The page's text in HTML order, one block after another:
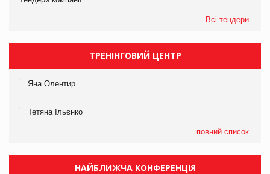
Всі тендери
ТРЕНІНГОВИЙ ЦЕНТР
Яна Олентир
Тетяна Ільєнко
повний список
НАЙБЛИЖЧА КОНФЕРЕНЦІЯ